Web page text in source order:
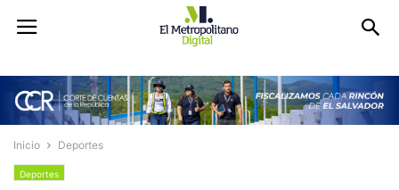
Inicio Deportes
Deportes